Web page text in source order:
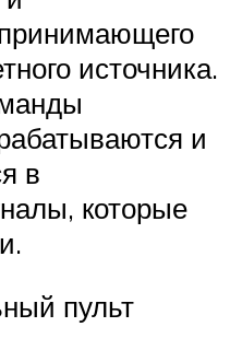
источника.
и
в
которые
пульт